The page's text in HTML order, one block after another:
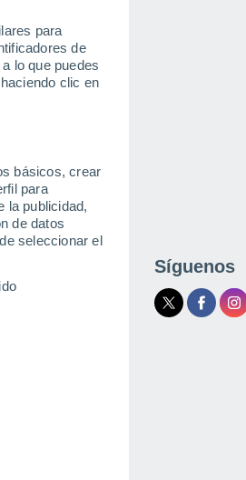
para
de
lo que puedes
clic en
básicos, crear
para
la publicidad,
de datos
seleccionar el
Síguenos